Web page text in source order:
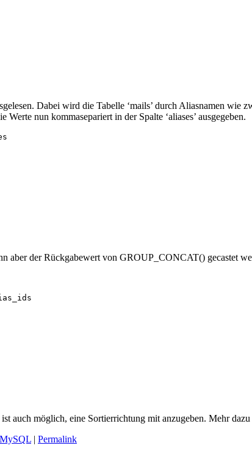
Dabei wird die Tabelle ‘mails’ durch Aliasnamen wie
Werte nun kommasepariert in der Spalte ‘aliases’ ausgegeben.
aber der Rückgabewert von GROUP_CONCAT() gecastet
auch möglich, eine Sortierrichtung mit anzugeben. Mehr
MySQL | Permalink